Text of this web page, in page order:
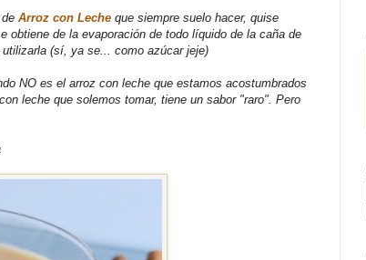
Arroz con Leche que siempre suelo hacer, quise
obtiene de la evaporación de todo líquido de la caña de
(sí, ya se... como azúcar jeje)
NO es el arroz con leche que estamos acostumbrados
leche que solemos tomar, tiene un sabor "raro". Pero